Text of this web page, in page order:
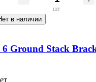
шт
в наличии
Ground Stack